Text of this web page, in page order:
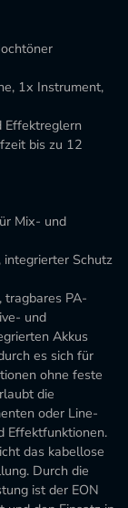
1x Instrument,
Effektreglern
bis zu 12
Mix- und
integrierter Schutz
tragbares PA-
und
Akkus
es sich für
ohne feste
die
oder Line-
Effektfunktionen.
das kabellose
Durch die
ist der EON